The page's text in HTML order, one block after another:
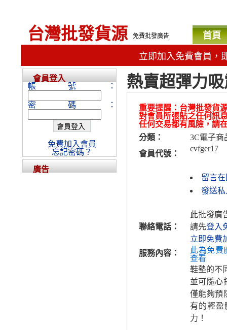
台灣批發貨源 免費批發廣告 首頁
立即加入免費會員，
熱賣超彈力
重要提醒：台灣批發貨
對會員所張貼之任何訊
任何交易都有風險，請
分類：
3C電子商
會員代號：
cvfger17
留言
發送私
聯絡電話：
此批發廣
請先登入
立即免費
服務內容：
此為免費
查看
鞋墊的不
並可隨心
僅能夠預
有的輕盈
力！
會員登入
帳號：
密碼：
免費加入會員
忘記密碼？
廣告